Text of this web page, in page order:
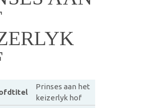
Prinses aan het
keizerlyk hof